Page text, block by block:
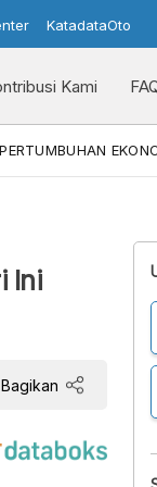
KatadataOto
Kami
PERTUMBUHAN
Ini
Bagikan